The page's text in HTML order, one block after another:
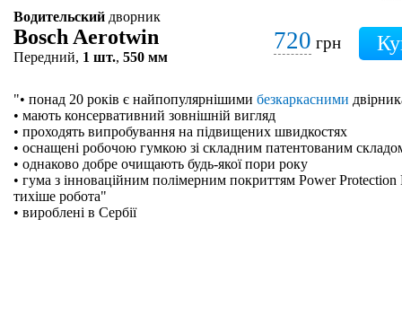
Водительский дворник
Bosch Aerotwin
Передний, 1 шт., 550 мм
720 грн
"• понад 20 років є найпопулярнішими безкаркасними
• мають консервативний зовнішній вигляд
• проходять випробування на підвищених швидкостях
• оснащені робочою гумкою зі складним патентованим
• однаково добре очищають будь-якої пори року
• гума з інноваційним полімерним покриттям Power
тихіше робота"
• вироблені в Сербії